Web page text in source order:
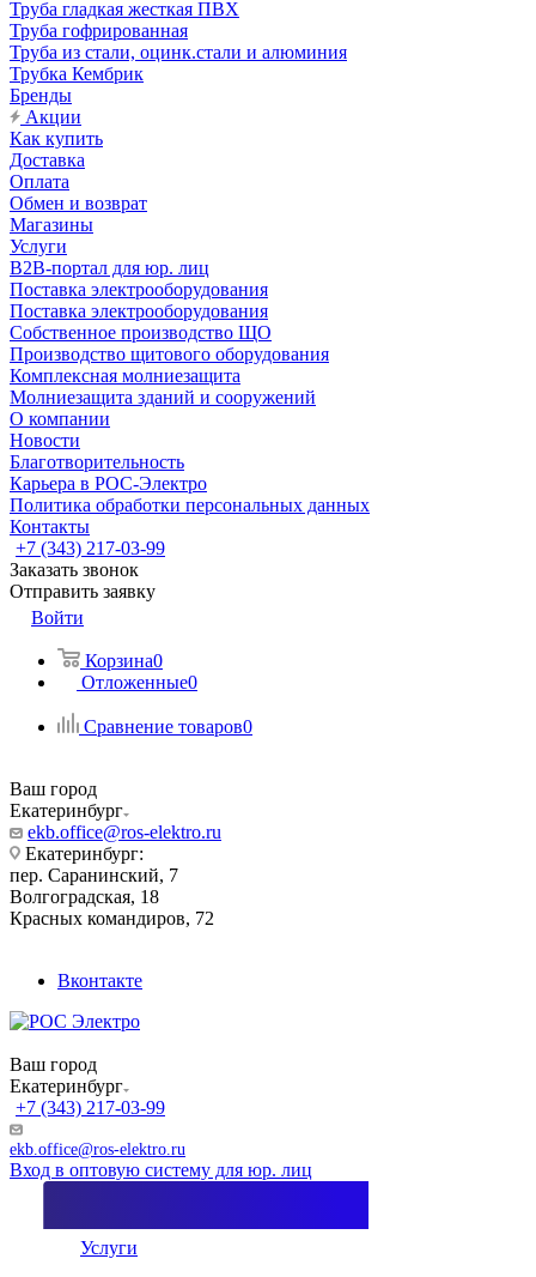
Труба гладкая жесткая ПВХ
Труба гофрированная
Труба из стали, оцинк.стали и алюминия
Трубка Кембрик
Бренды
Акции
Как купить
Доставка
Оплата
Обмен и возврат
Магазины
Услуги
B2B-портал для юр. лиц
Поставка электрооборудования
Поставка электрооборудования
Собственное производство ЩО
Производство щитового оборудования
Комплексная молниезащита
Молниезащита зданий и сооружений
О компании
Новости
Благотворительность
Карьера в РОС-Электро
Политика обработки персональных данных
Контакты
+7 (343) 217-03-99
Заказать звонок
Отправить заявку
Войти
Корзина0
Отложенные0
Сравнение товаров0
Ваш город
Екатеринбург
ekb.office@ros-elektro.ru
Екатеринбург:
пер. Саранинский, 7
Волгоградская, 18
Красных командиров, 72
Вконтакте
Ваш город
Екатеринбург
+7 (343) 217-03-99
ekb.office@ros-elektro.ru
Вход в оптовую систему для юр. лиц
Услуги